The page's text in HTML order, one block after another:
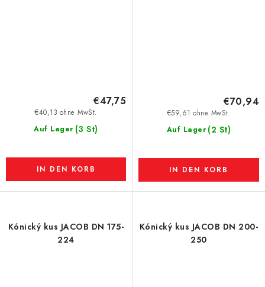
Auf Lager (3 St)
€40,13 ohne MwSt.
€47,75
IN DEN KORB
Auf Lager (2 St)
€59,61 ohne MwSt.
€70,94
IN DEN KORB
Kónický kus JACOB DN 175-
224
Kónický kus JACOB DN 200-
250